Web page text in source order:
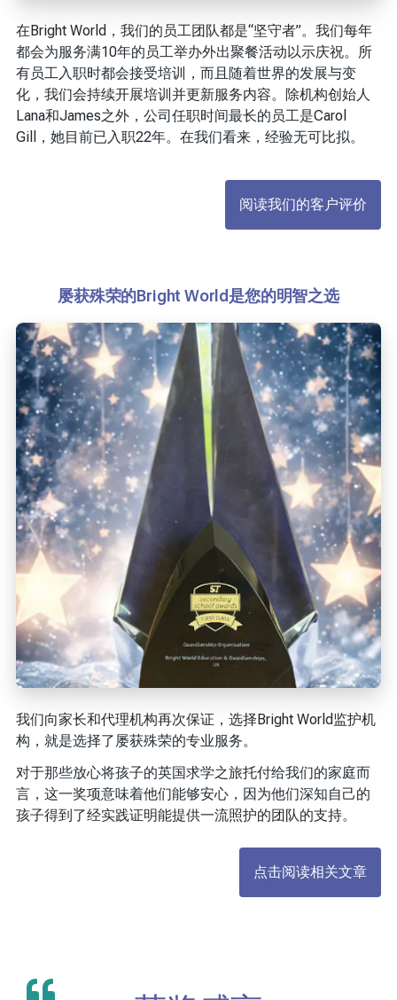
在Bright World，我们的员工团队都是“坚守者”。我们每年
都会为服务满10年的员工举办外出聚餐活动以示庆祝。所
有员工入职时都会接受培训，而且随着世界的发展与变
化，我们会持续开展培训并更新服务内容。除机构创始人
Lana和James之外，公司任职时间最长的员工是Carol
Gill，她目前已入职22年。在我们看来，经验无可比拟。
阅读我们的客户评价
屡获殊荣的Bright World是您的明智之选
我们向家长和代理机构再次保证，选择Bright World监护机
构，就是选择了屡获殊荣的专业服务。
对于那些放心将孩子的英国求学之旅托付给我们的家庭而
言，这一奖项意味着他们能够安心，因为他们深知自己的
孩子得到了经实践证明能提供一流照护的团队的支持。
点击阅读相关文章